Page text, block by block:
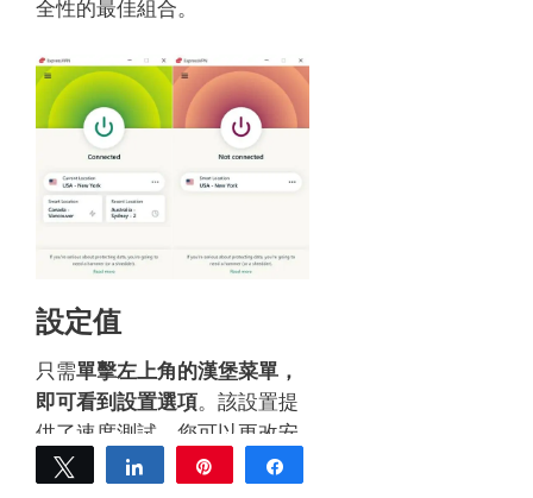
全性的最佳組合。
設定值
只需單擊左上角的漢堡菜單，
即可看到設置選項。 該設置提
供了速度測試，您可以更改安
全協議，使您能夠訪問拆分隧
Tweet Share